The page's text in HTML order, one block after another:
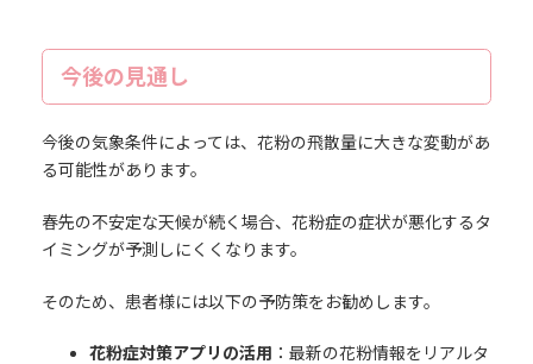
今後の見通し
今後の気象条件によっては、花粉の飛散量に大きな変動があ
る可能性があります。
春先の不安定な天候が続く場合、花粉症の症状が悪化するタ
イミングが予測しにくくなります。
そのため、患者様には以下の予防策をお勧めします。
花粉症対策アプリの活用 ：最新の花粉情報をリアルタ